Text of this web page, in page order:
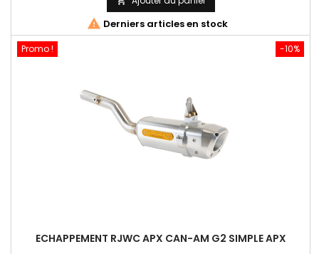
base
 Derniers articles en stock
-10%
Promo !
ECHAPPEMENT RJWC APX CAN-AM G2 SIMPLE APX